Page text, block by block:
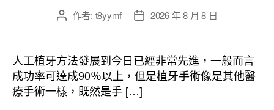
文
者
作者: t8yymf
文
佈
日
期
2026 年 8 月 8 日
人工植牙方法發展到今日已經非常先進，一般而言
成功率可達成90％以上，但是植牙手術像是其他醫
療手術一樣，既然是手 […]